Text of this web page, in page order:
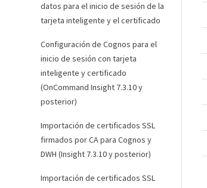
datos para el inicio de sesión de la
tarjeta inteligente y el certificado
Configuración de Cognos para el
inicio de sesión con tarjeta
inteligente y certificado
(OnCommand Insight 7.3.10 y
posterior)
Importación de certificados SSL
firmados por CA para Cognos y
DWH (Insight 7.3.10 y posterior)
Importación de certificados SSL